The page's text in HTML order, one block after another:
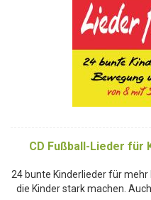
CD Fußball-Lieder für
24 bunte Kinderlieder für
die Kinder stark machen.